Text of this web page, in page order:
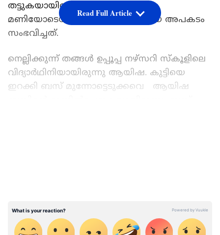
തട്ടുകയായിരുന്നു. ഇന്ന് ഉച്ചയ്ക്ക് 2
മണിയോടെയായിരുന്നു ദാരുണമായ അപകടം
സംഭവിച്ചത്.
നെല്ലിക്കുന്ന് തങ്ങൾ ഉപ്പൂപ്പ നഴ്‌സറി സ്‌കൂളിലെ
വിദ്യാർഥിനിയായിരുന്നു ആയിഷ. കുട്ടിയെ
ഇറക്കി ബസ് മുന്നോട്ടെടുക്കവെ ആയിഷ
അതിനിടെ പത്തനംതിട്ടയിൽ
Read Full Article